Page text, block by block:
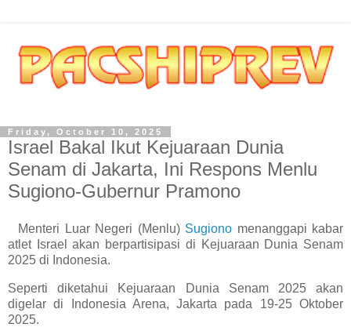
Friday, October 10, 2025
Israel Bakal Ikut Kejuaraan Dunia
Senam di Jakarta, Ini Respons Menlu
Sugiono-Gubernur Pramono
Menteri Luar Negeri (Menlu) Sugiono menanggapi kabar
atlet Israel akan berpartisipasi di Kejuaraan Dunia Senam
2025 di Indonesia.
Seperti diketahui Kejuaraan Dunia Senam 2025 akan
digelar di Indonesia Arena, Jakarta pada 19-25 Oktober
2025.